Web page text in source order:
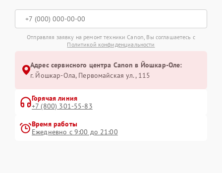
Отправляя заявку на ремонт техники Canon, Вы соглашаетесь с
Политикой конфиденциальности
Адрес сервисного центра Canon в Йошкар-Оле:
г. Йошкар-Ола, Первомайская ул., 115
Горячая линия
+7 (800) 301-55-83
Время работы
Ежедневно с 9:00 до 21:00